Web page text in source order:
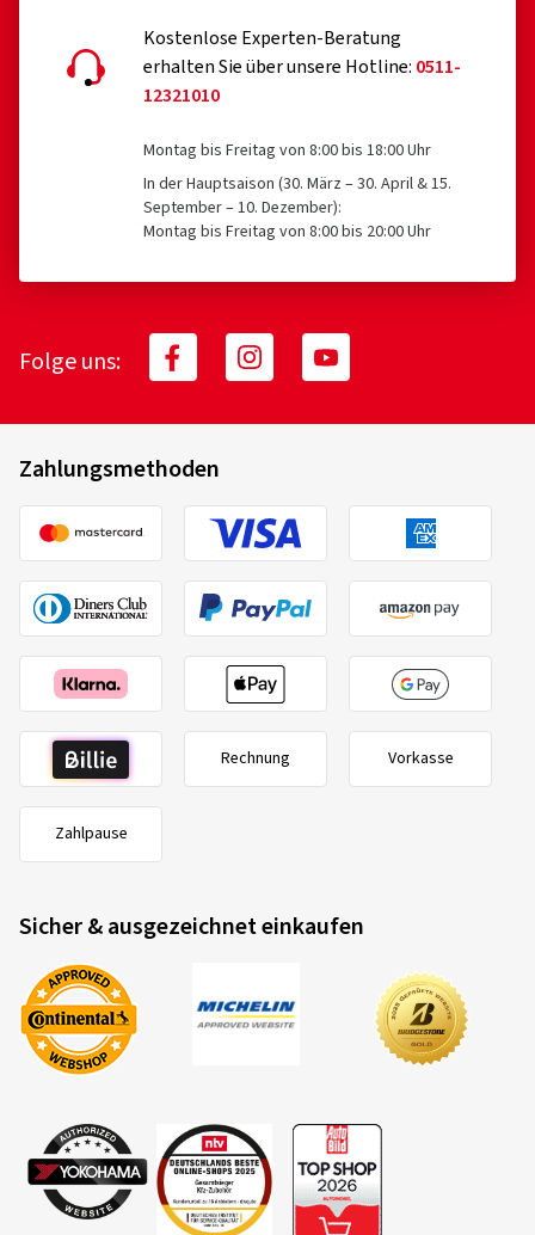
Kostenlose Experten-Beratung
erhalten Sie über unsere Hotline: 0511-
12321010
Montag bis Freitag von 8:00 bis 18:00 Uhr
In der Hauptsaison (30. März – 30. April & 15.
September – 10. Dezember):
Montag bis Freitag von 8:00 bis 20:00 Uhr
Folge uns:
Zahlungsmethoden
Rechnung Vorkasse
Zahlpause
Sicher & ausgezeichnet einkaufen